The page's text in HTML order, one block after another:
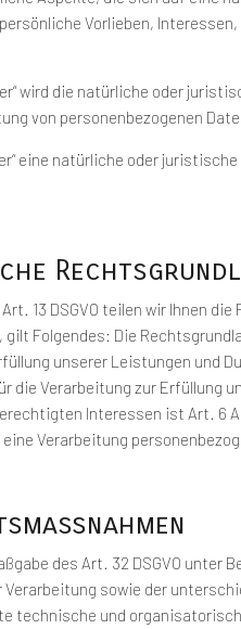
Vorlieben,
wird die natürliche oder
von personenbezogenen
eine natürliche oder
Art. 13 DSGVO teilen wir Ihnen
Folgendes: Die
unserer Leistungen und
die Verarbeitung zur Erfüllung
Interessen ist Art. 6
Verarbeitung
des Art. 32 DSGVO
Verarbeitung sowie der
technische und